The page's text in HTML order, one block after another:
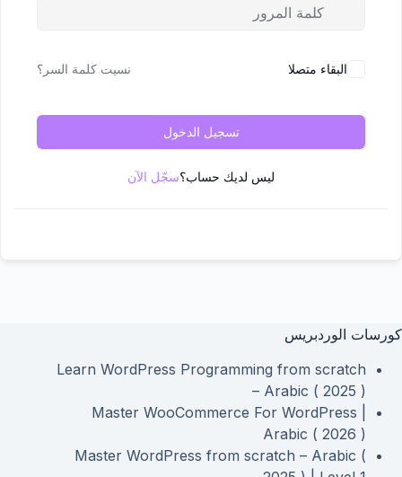
البقاء متصلا نسيت كلمة السر؟
تسجيل الدخول
ليس لديك حساب؟سجّل الآن
كورسات الوردبريس
Learn WordPress Programming from scratch
– Arabic ( 2025 )
Master WooCommerce For WordPress |
Arabic ( 2026 )
Master WordPress from scratch – Arabic (